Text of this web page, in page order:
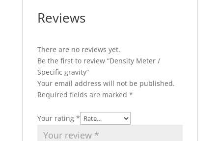
Reviews
There are no reviews yet.
Be the first to review “Density Meter /
Specific gravity”
Your email address will not be published.
Required fields are marked *
Your rating *